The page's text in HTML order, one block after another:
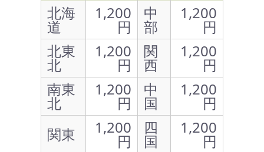
北海
道
1,200
円
中
部
1,200
円
北東
北
1,200
円
関
西
1,200
円
南東
北
1,200
円
中
国
1,200
円
関東
1,200
円
四
国
1,200
円